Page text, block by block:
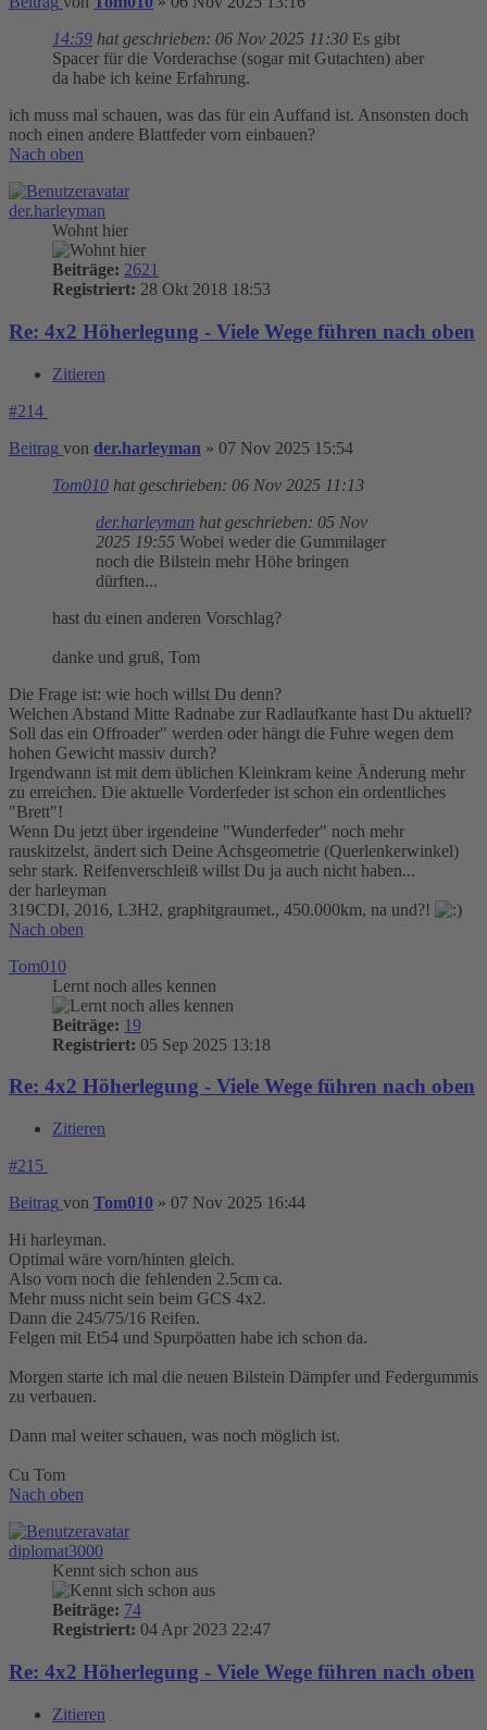
14:59 hat geschrieben: 06 Nov 2025 11:30 Es gibt
Spacer für die Vorderachse (sogar mit Gutachten) aber
da habe ich keine Erfahrung.
ich muss mal schauen, was das für ein Auffand ist. Ansonsten doch
noch einen andere Blattfeder vorn einbauen?
Nach oben
der.harleyman
Wohnt hier
Beiträge: 2621
Registriert: 28 Okt 2018 18:53
Re: 4x2 Höherlegung - Viele Wege führen nach oben
Zitieren
#214
Beitrag von der.harleyman » 07 Nov 2025 15:54
Tom010 hat geschrieben: 06 Nov 2025 11:13
der.harleyman hat geschrieben: 05 Nov
2025 19:55 Wobei weder die Gummilager
noch die Bilstein mehr Höhe bringen
dürften...
hast du einen anderen Vorschlag?
danke und gruß, Tom
Die Frage ist: wie hoch willst Du denn?
Welchen Abstand Mitte Radnabe zur Radlaufkante hast Du aktuell?
Soll das ein Offroader" werden oder hängt die Fuhre wegen dem
hohen Gewicht massiv durch?
Irgendwann ist mit dem üblichen Kleinkram keine Änderung mehr
zu erreichen. Die aktuelle Vorderfeder ist schon ein ordentliches
"Brett"!
Wenn Du jetzt über irgendeine "Wunderfeder" noch mehr
rauskitzelst, ändert sich Deine Achsgeometrie (Querlenkerwinkel)
sehr stark. Reifenverschleiß willst Du ja auch nicht haben...
der harleyman
319CDI, 2016, L3H2, graphitgraumet., 450.000km, na und?!
Nach oben
Tom010
Lernt noch alles kennen
Beiträge: 19
Registriert: 05 Sep 2025 13:18
Re: 4x2 Höherlegung - Viele Wege führen nach oben
Zitieren
#215
Beitrag von Tom010 » 07 Nov 2025 16:44
Hi harleyman.
Optimal wäre vorn/hinten gleich.
Also vorn noch die fehlenden 2.5cm ca.
Mehr muss nicht sein beim GCS 4x2.
Dann die 245/75/16 Reifen.
Felgen mit Et54 und Spurpöatten habe ich schon da.
Morgen starte ich mal die neuen Bilstein Dämpfer und Federgummis
zu verbauen.
Dann mal weiter schauen, was noch möglich ist.
Cu Tom
Nach oben
diplomat3000
Kennt sich schon aus
Beiträge: 74
Registriert: 04 Apr 2023 22:47
Re: 4x2 Höherlegung - Viele Wege führen nach oben
Zitieren